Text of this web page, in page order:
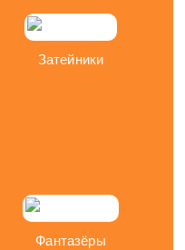
Затейники
Фантазёры